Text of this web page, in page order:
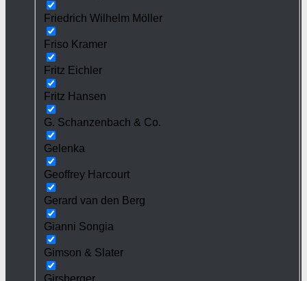
Friedrich Wilhelm Möller
Friso Kramer
Fritz Eichler
Fritz Hansen
G. Schanzenbach & Co.
Gelenka
Geoffrey Harcourt
Gerard van den Berg
Gianni Songia
Gimson & Slater
Girsberger